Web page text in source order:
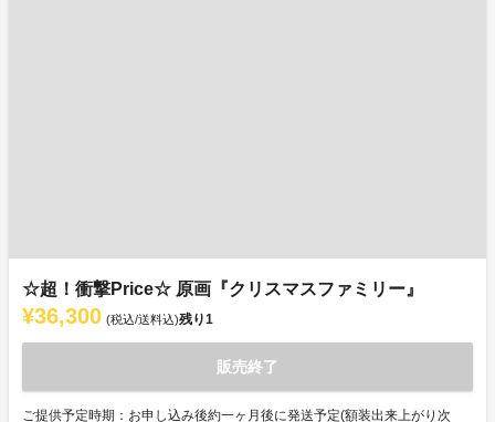
☆超！衝撃Price☆ 原画『クリスマスファミリー』
¥36,300 (税込/送料込)残り1
販売終了
ご提供予定時期：お申し込み後約一ヶ月後に発送予定(額装出来上がり次